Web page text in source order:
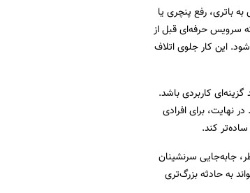
باتری، رفع پنچری یا
سرویس حرفه‌ای قبل از
این کار جلوی اتلاف
گزینه‌ای کاربردی باشد.
برای افرادی
کند.
جابه‌جایی سرنشینان
به حادثه بزرگ‌تری